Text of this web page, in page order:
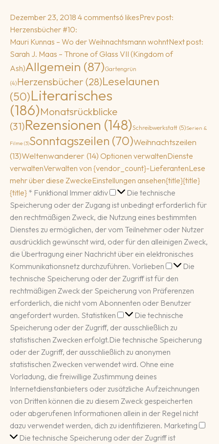
Dezember 23, 2018 4 comments6 likesPrev post:
Herzensbücher #10:
Mauri Kunnas – Wo der Weihnachtsmann wohntNext post:
Sarah J. Maas – Throne of Glass VII (Kingdom of
Ash)Allgemein (87)Gartengrün
(4)Herzensbücher (28)Leselaunen
(50)Literarisches
(186)Monatsrückblicke
(31)Rezensionen (148)Schreibwerkstatt (5)Serien &
Filme (3)Sonntagszeilen (70)Weihnachtszeilen
(13)Weltenwanderer (14) Optionen verwaltenDienste
verwaltenVerwalten von {vendor_count}-LieferantenLese
mehr über diese ZweckeEinstellungen ansehen{title}{title}
{title} * Funktional Immer aktiv Funktional
Die technische
Speicherung oder der Zugang ist unbedingt erforderlich für
den rechtmäßigen Zweck, die Nutzung eines bestimmten
Dienstes zu ermöglichen, der vom Teilnehmer oder Nutzer
ausdrücklich gewünscht wird, oder für den alleinigen Zweck,
die Übertragung einer Nachricht über ein elektronisches
Kommunikationsnetz durchzuführen. Vorlieben Vorlieben
Die
technische Speicherung oder der Zugriff ist für den
rechtmäßigen Zweck der Speicherung von Präferenzen
erforderlich, die nicht vom Abonnenten oder Benutzer
angefordert wurden. Statistiken Statistiken
Die technische
Speicherung oder der Zugriff, der ausschließlich zu
statistischen Zwecken erfolgt.Die technische Speicherung
oder der Zugriff, der ausschließlich zu anonymen
statistischen Zwecken verwendet wird. Ohne eine
Vorladung, die freiwillige Zustimmung deines
Internetdienstanbieters oder zusätzliche Aufzeichnungen
von Dritten können die zu diesem Zweck gespeicherten
oder abgerufenen Informationen allein in der Regel nicht
dazu verwendet werden, dich zu identifizieren. Marketing
Die technische Speicherung oder der Zugriff ist